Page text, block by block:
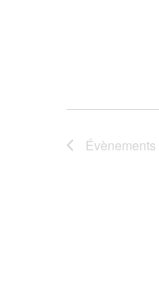
Évènements